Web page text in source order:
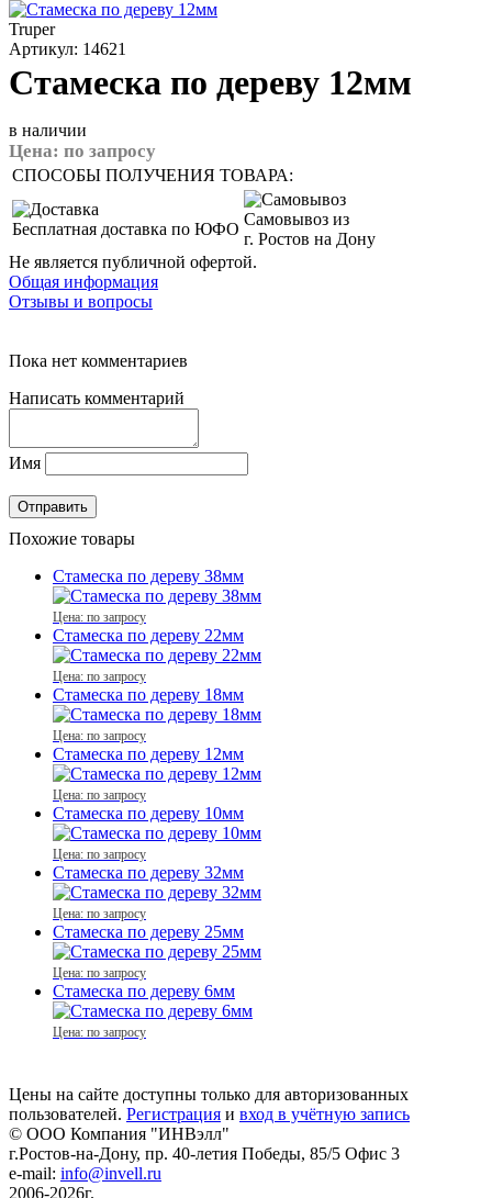
Truper
Артикул: 14621
Стамеска по дереву 12мм
в наличии
Цена: по запросу
СПОСОБЫ ПОЛУЧЕНИЯ ТОВАРА:
Бесплатная доставка по ЮФО
Самовывоз из
г. Ростов на Дону
Не является публичной офертой.
Общая информация
Отзывы и вопросы
Пока нет комментариев
Написать комментарий
Имя
Похожие товары
Стамеска по дереву 38мм
Цена: по запросу
Стамеска по дереву 22мм
Цена: по запросу
Стамеска по дереву 18мм
Цена: по запросу
Стамеска по дереву 12мм
Цена: по запросу
Стамеска по дереву 10мм
Цена: по запросу
Стамеска по дереву 32мм
Цена: по запросу
Стамеска по дереву 25мм
Цена: по запросу
Стамеска по дереву 6мм
Цена: по запросу
Цены на сайте доступны только для авторизованных
пользователей. Регистрация и вход в учётную запись
© ООО Компания "ИНВэлл"
г.Ростов-на-Дону, пр. 40-летия Победы, 85/5 Офис 3
e-mail: info@invell.ru
2006-2026г.